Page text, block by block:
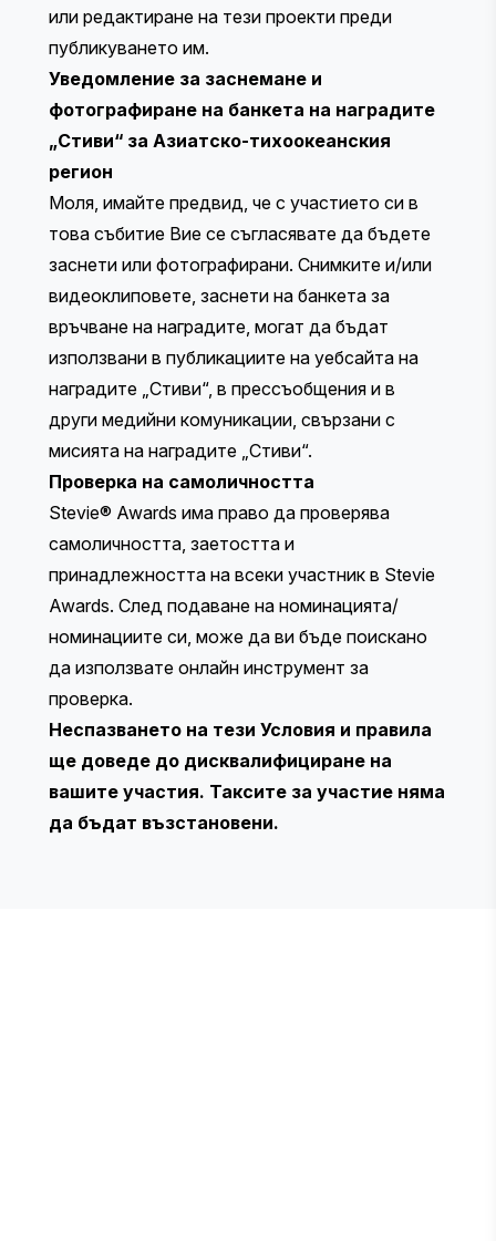
или редактиране на тези проекти преди
публикуването им.
Уведомление за заснемане и
фотографиране на банкета на наградите
„Стиви“ за Азиатско-тихоокеанския
регион
Моля, имайте предвид, че с участието си в
това събитие Вие се съгласявате да бъдете
заснети или фотографирани. Снимките и/или
видеоклиповете, заснети на банкета за
връчване на наградите, могат да бъдат
използвани в публикациите на уебсайта на
наградите „Стиви“, в прессъобщения и в
други медийни комуникации, свързани с
мисията на наградите „Стиви“.
Проверка на самоличността
Stevie® Awards има право да проверява
самоличността, заетостта и
принадлежността на всеки участник в Stevie
Awards. След подаване на номинацията/
номинациите си, може да ви бъде поискано
да използвате онлайн инструмент за
проверка.
Неспазването на тези Условия и правила
ще доведе до дисквалифициране на
вашите участия. Таксите за участие няма
да бъдат възстановени.